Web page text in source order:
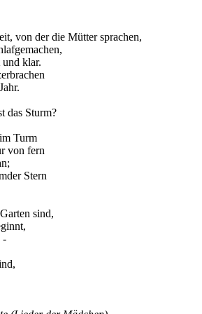
von der die Mütter sprachen,
klar.
das Sturm?
Turm
von fern
Stern
sind,
-